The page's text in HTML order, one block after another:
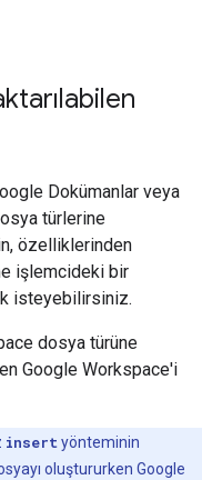
Dokümanlar veya
türlerine
özelliklerinden
işlemcideki bir
isteyebilirsiniz.
dosya türüne
Google Workspace'i
insert yönteminin
oluştururken Google